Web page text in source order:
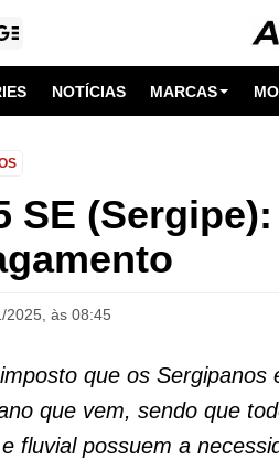
NOTÍCIAS MARCAS
SE
2025, às 08:45
que os
que vem, sendo que
fluvial possuem a